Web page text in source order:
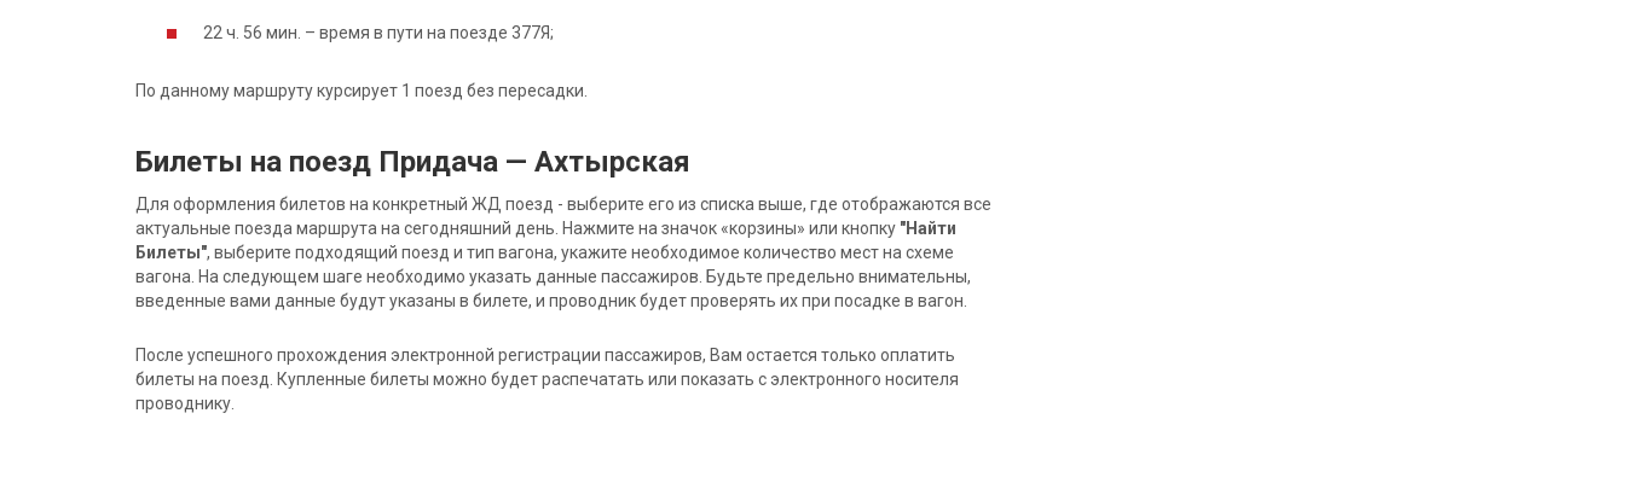
22 ч. 56 мин. – время в пути на поезде 377Я;
По данному маршруту курсирует 1 поезд без пересадки.
Билеты на поезд Придача — Ахтырская
Для оформления билетов на конкретный ЖД поезд - выберите его из списка выше, где отображаются все
актуальные поезда маршрута на сегодняшний день. Нажмите на значок «корзины» или кнопку "Найти
Билеты", выберите подходящий поезд и тип вагона, укажите необходимое количество мест на схеме
вагона. На следующем шаге необходимо указать данные пассажиров. Будьте предельно внимательны,
введенные вами данные будут указаны в билете, и проводник будет проверять их при посадке в вагон.
После успешного прохождения электронной регистрации пассажиров, Вам остается только оплатить
билеты на поезд. Купленные билеты можно будет распечатать или показать с электронного носителя
проводнику.